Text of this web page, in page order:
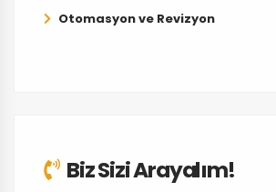
Otomasyon ve Revizyon
Biz Sizi Arayalım!